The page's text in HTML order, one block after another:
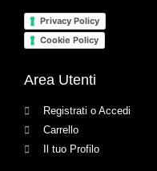
Privacy Policy
Cookie Policy
Area Utenti
Registrati o Accedi
Carrello
Il tuo Profilo